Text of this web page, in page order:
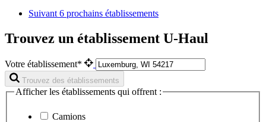
Suivant6 prochains établissements
Trouvez un établissement U-Haul
Votre établissement*
Trouvez des établissements
Afficher les établissements qui offrent :
Camions